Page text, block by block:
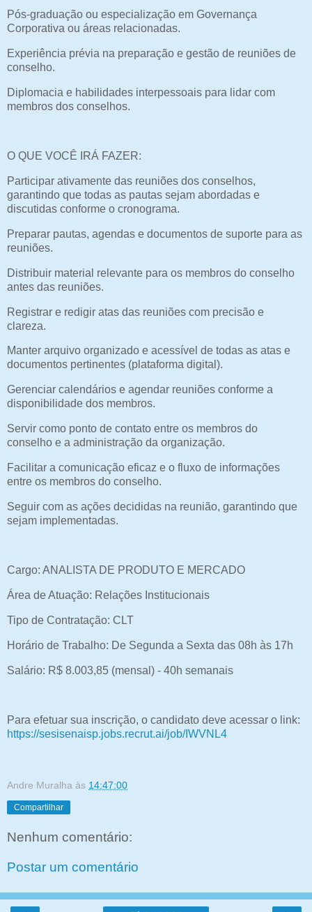
Pós-graduação ou especialização em Governança
Corporativa ou áreas relacionadas.
Experiência prévia na preparação e gestão de reuniões de
conselho.
Diplomacia e habilidades interpessoais para lidar com
membros dos conselhos.
O QUE VOCÊ IRÁ FAZER:
Participar ativamente das reuniões dos conselhos,
garantindo que todas as pautas sejam abordadas e
discutidas conforme o cronograma.
Preparar pautas, agendas e documentos de suporte para as
reuniões.
Distribuir material relevante para os membros do conselho
antes das reuniões.
Registrar e redigir atas das reuniões com precisão e
clareza.
Manter arquivo organizado e acessível de todas as atas e
documentos pertinentes (plataforma digital).
Gerenciar calendários e agendar reuniões conforme a
disponibilidade dos membros.
Servir como ponto de contato entre os membros do
conselho e a administração da organização.
Facilitar a comunicação eficaz e o fluxo de informações
entre os membros do conselho.
Seguir com as ações decididas na reunião, garantindo que
sejam implementadas.
Cargo: ANALISTA DE PRODUTO E MERCADO
Área de Atuação: Relações Institucionais
Tipo de Contratação: CLT
Horário de Trabalho: De Segunda a Sexta das 08h às 17h
Salário: R$ 8.003,85 (mensal) - 40h semanais
Para efetuar sua inscrição, o candidato deve acessar o link:
https://sesisenaisp.jobs.recrut.ai/job/IWVNL4
Andre Muralha às 14:47:00
Compartilhar
Nenhum comentário:
Postar um comentário